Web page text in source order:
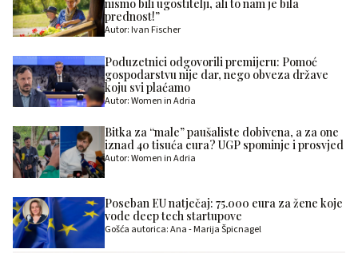
nismo bili ugostitelji, ali to nam je bila
prednost!”
Autor: Ivan Fischer
Poduzetnici odgovorili premijeru: Pomoć
gospodarstvu nije dar, nego obveza države
koju svi plaćamo
Autor: Women in Adria
Bitka za “male” paušaliste dobivena, a za one
iznad 40 tisuća eura? UGP spominje i prosvjed
Autor: Women in Adria
Poseban EU natječaj: 75.000 eura za žene koje
vode deep tech startupove
Gošća autorica: Ana - Marija Špicnagel